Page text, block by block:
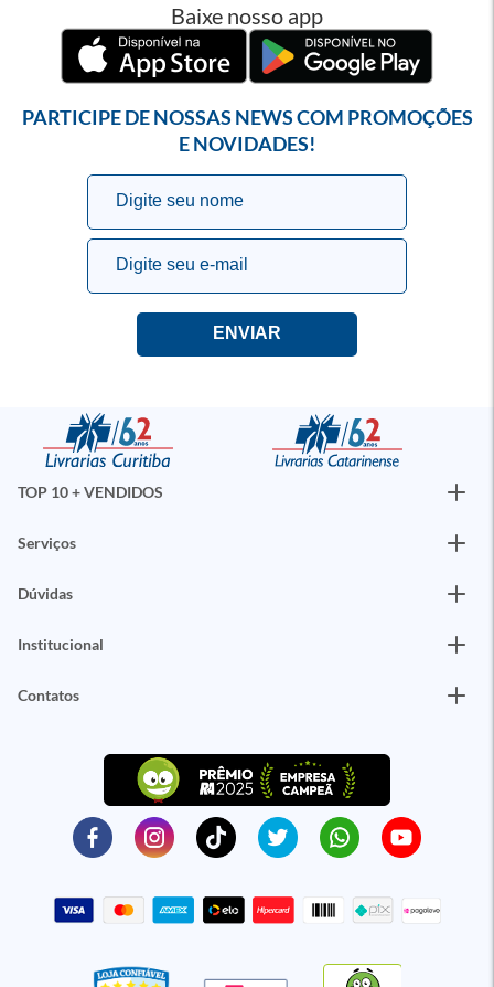
Baixe nosso app
PARTICIPE DE NOSSAS NEWS COM PROMOÇÕES
E NOVIDADES!
TOP 10 + VENDIDOS
Serviços
Dúvidas
Institucional
Contatos